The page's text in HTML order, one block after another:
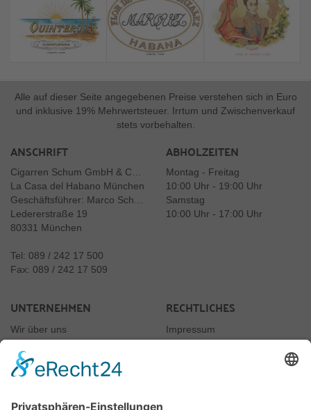
Alle auf dieser Seite angegebenen Preise verstehen sich in Euro
und inklusive 19% Mehrwertsteuer. Irrtum und Zwischenverkauf
stets vorbehalten.
ANSCHRIFT
Cigarren Schum GmbH & Co. KG
La Casa del Habano München
Geschäftsführer: Marco Schum
Ledererstraße 19
80331 München
Tel: 089 / 242 17 500
Fax: 089 / 242 17 509
ABHOLZEITEN
Montag - Freitag
10:00 Uhr - 19:00 Uhr
Samstag
10:00 Uhr - 17:00 Uhr
UNTERNEHMEN
Wir über uns
Kontakt
RECHTLICHES
Impressum